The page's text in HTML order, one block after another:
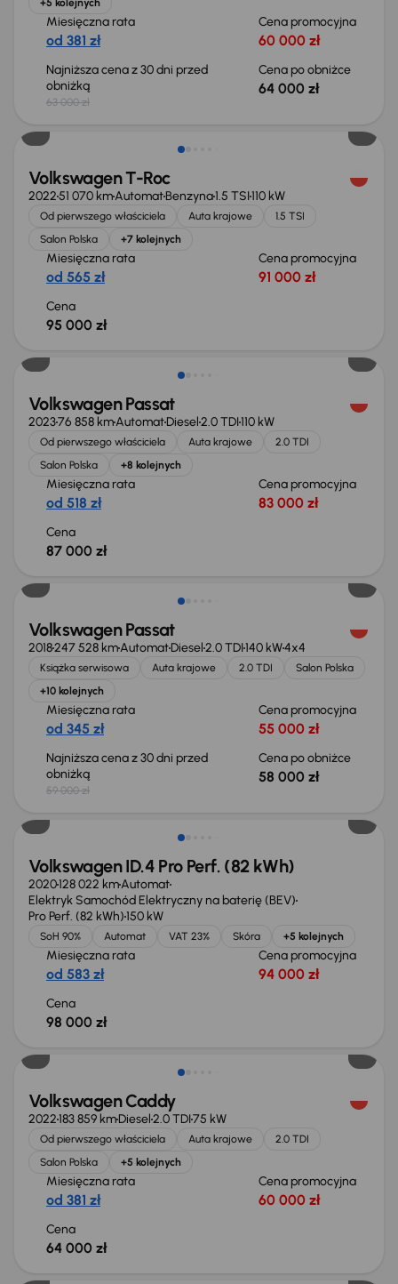
+5 kolejnych
Miesięczna rata
od 381 zł
Cena promocyjna
60 000 zł
Najniższa cena z 30 dni przed
obniżką
63 000 zł
Cena po obniżce
64 000 zł
Volkswagen T-Roc
202251 070 kmAutomatBenzyna1.5 TSI110 kW
Od pierwszego właściciela Auta krajowe
1.5 TSI
Salon Polska
+7 kolejnych
Miesięczna rata
od 565 zł
Cena promocyjna
91 000 zł
Cena
95 000 zł
Możliwość odliczenia VAT
Volkswagen Passat
202376 858 kmAutomatDiesel2.0 TDI110 kW
Od pierwszego właściciela Auta krajowe
2.0 TDI
Salon Polska
+8 kolejnych
Miesięczna rata
od 518 zł
Cena promocyjna
83 000 zł
Cena
87 000 zł
Taniej o 1 000 zł
Volkswagen Passat
2018247 528 kmAutomatDiesel2.0 TDI140 kW4x4
Książka serwisowa Auta krajowe 2.0 TDI
Salon Polska
+10 kolejnych
Miesięczna rata
od 345 zł
Cena promocyjna
55 000 zł
Najniższa cena z 30 dni przed
obniżką
59 000 zł
Cena po obniżce
58 000 zł
Możliwość odliczenia VAT
Volkswagen ID.4 Pro Perf. (82 kWh)
2020128 022 kmAutomat
Elektryk Samochód Elektryczny na baterię (BEV)
Pro Perf. (82 kWh)150 kW
SoH 90% Automat VAT 23% Skóra +5 kolejnych
Miesięczna rata
od 583 zł
Cena promocyjna
94 000 zł
Cena
98 000 zł
Możliwość odliczenia VAT
Volkswagen Caddy
2022183 859 kmDiesel2.0 TDI75 kW
Od pierwszego właściciela Auta krajowe
2.0 TDI
Salon Polska
+5 kolejnych
Miesięczna rata
od 381 zł
Cena promocyjna
60 000 zł
Cena
64 000 zł
Taniej o 2 000 zł